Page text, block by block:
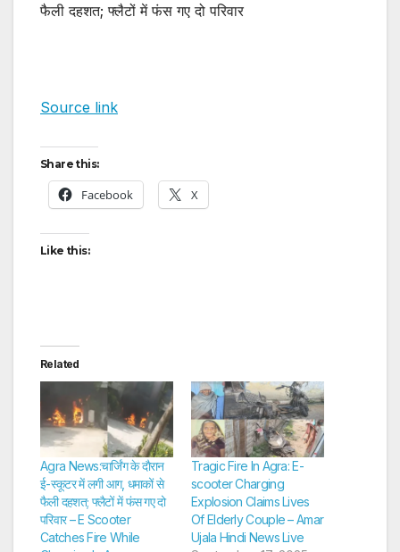
फैली दहशत; फ्लैटों में फंस गए दो परिवार
Source link
Share this:
Facebook X
Like this:
Related
Agra News:चार्जिंग के दाैरान
ई-स्कूटर में लगी आग, धमाकों से
फैली दहशत; फ्लैटों में फंस गए दो
परिवार – E Scooter
Catches Fire While
Tragic Fire In Agra: E-
scooter Charging
Explosion Claims Lives
Of Elderly Couple – Amar
Ujala Hindi News Live